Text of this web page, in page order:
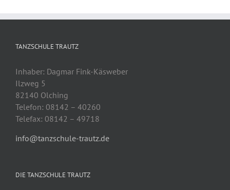
TANZSCHULE TRAUTZ
Inhaber: Dagmar Fink-Käsweber
Ilzweg 5
82140 Olching
Telefon: 08142 – 40260
Telefax: 08142 – 49718
info@tanzschule-trautz.de
DIE TANZSCHULE TRAUTZ